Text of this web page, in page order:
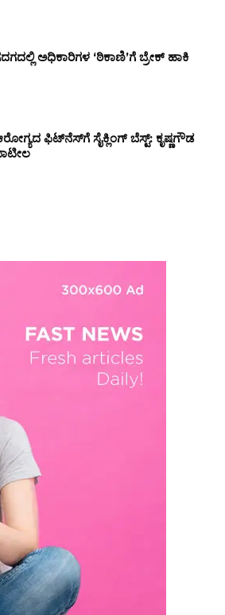
ಅಧಿಕಾರಿಗಳ ‘ಠಿಕಾಣಿ’ಗೆ ಬ್ರೇಕ್ ಹಾಕಿ
ಫಿಟ್‌ನೆಸ್‌ಗೆ ಸೈಕ್ಲಿಂಗ್ ಬೆಸ್ಟ್: ಕೃಷ್ಣಗೌಡ